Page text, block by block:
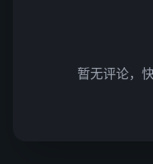
暂无评论，